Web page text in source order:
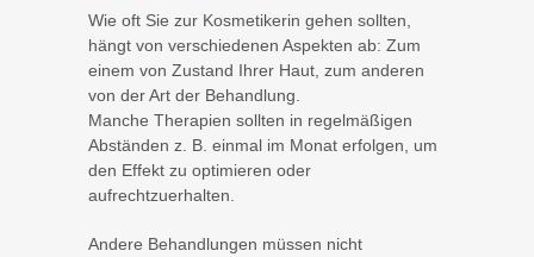
Wie oft Sie zur Kosmetikerin gehen sollten,
hängt von verschiedenen Aspekten ab: Zum
einem von Zustand Ihrer Haut, zum anderen
von der Art der Behandlung.
Manche Therapien sollten in regelmäßigen
Abständen z. B. einmal im Monat erfolgen, um
den Effekt zu optimieren oder
aufrechtzuerhalten.
Andere Behandlungen müssen nicht